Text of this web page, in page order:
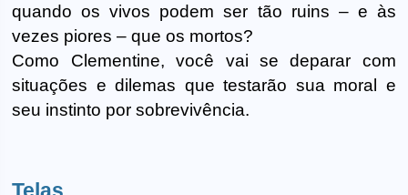
quando os vivos podem ser tão ruins – e às
vezes piores – que os mortos?
Como Clementine, você vai se deparar com
situações e dilemas que testarão sua moral e
seu instinto por sobrevivência.